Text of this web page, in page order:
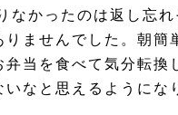
なかったのは返し忘
ませんでした。朝
当を食べて気分転換
なと思えるようにな